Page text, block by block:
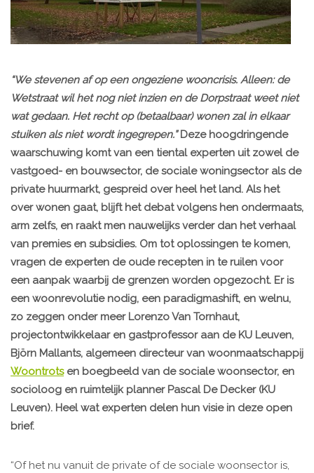
“We stevenen af op een ongeziene wooncrisis. Alleen: de
Wetstraat wil het nog niet inzien en de Dorpstraat weet niet
wat gedaan. Het recht op (betaalbaar) wonen zal in elkaar
stuiken als niet wordt ingegrepen.”Deze hoogdringende
waarschuwing komt van een tiental experten uit zowel de
vastgoed- en bouwsector, de sociale woningsector als de
private huurmarkt, gespreid over heel het land. Als het
over wonen gaat, blijft het debat volgens hen ondermaats,
arm zelfs, en raakt men nauwelijks verder dan het verhaal
van premies en subsidies. Om tot oplossingen te komen,
vragen de experten de oude recepten in te ruilen voor
een aanpak waarbij de grenzen worden opgezocht. Er is
een woonrevolutie nodig, een paradigmashift, en welnu,
zo zeggen onder meer Lorenzo Van Tornhaut,
projectontwikkelaar en gastprofessor aan de KU Leuven,
Björn Mallants, algemeen directeur van woonmaatschappij
Woontrotsen boegbeeld van de sociale woonsector, en
socioloog en ruimtelijk planner Pascal De Decker (KU
Leuven). Heel wat experten delen hun visie in deze open
brief.
“Of het nu vanuit de private of de sociale woonsector is,